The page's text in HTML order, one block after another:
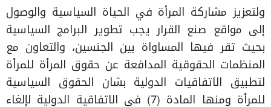
ولتعزيز مشاركة المرأة في الحياة السياسية والوصول
إلى مواقع صنع القرار يجب تطوير البرامج السياسية
بحيث تقر فيها المساواة بين الجنسين، والتعاون مع
المنظمات الحقوقية المدافعة عن حقوق المرأة للمرأة
لتطبيق الاتفاقيات الدولية بشان الحقوق السياسية
للمرأة ومنها المادة (7) في الاتفاقية الدولية لإلغاء